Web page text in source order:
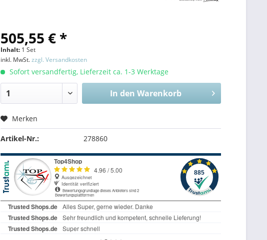
505,55 € *
Inhalt: 1 Set
inkl. MwSt.zzgl. Versandkosten
Sofort versandfertig, Lieferzeit ca. 1-3 Werktage
In den Warenkorb
Merken
Artikel-Nr.: 278860